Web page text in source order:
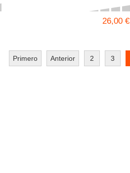
26,00 €
Primero Anterior 2 3